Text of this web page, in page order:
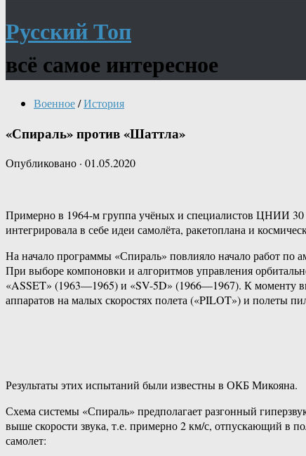
Русский Топ
всё самое интересное
Военное/История
«Спираль» против «Шаттла»
Опубликовано · 01.05.2020
Примерно в 1964-м группа учёных и специалистов ЦНИИ 30
интегрировала в себе идеи самолёта, ракетоплана и
На начало программы «Спираль» повлияло начало работ по
При выборе компоновки и алгоритмов управления
«ASSET» (1963—1965) и «SV-5D» (1966—1967). К моменту
аппаратов на малых скоростях полета («PILOT») и полеты
Результаты этих испытаний были известны в ОКБ Микояна.
Схема системы «Спираль» предполагает разгонный
выше скорости звука, т.е. примерно 2 км/с, отпускающий в
самолет: